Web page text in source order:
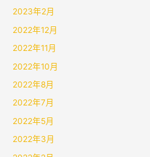
2023年2月
2022年12月
2022年11月
2022年10月
2022年8月
2022年7月
2022年5月
2022年3月